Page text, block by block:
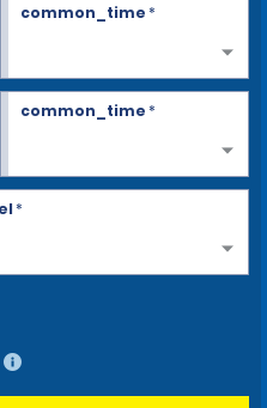
common_time*
common_time*
*